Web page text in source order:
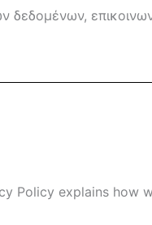
δεδομένων,
Policy explains